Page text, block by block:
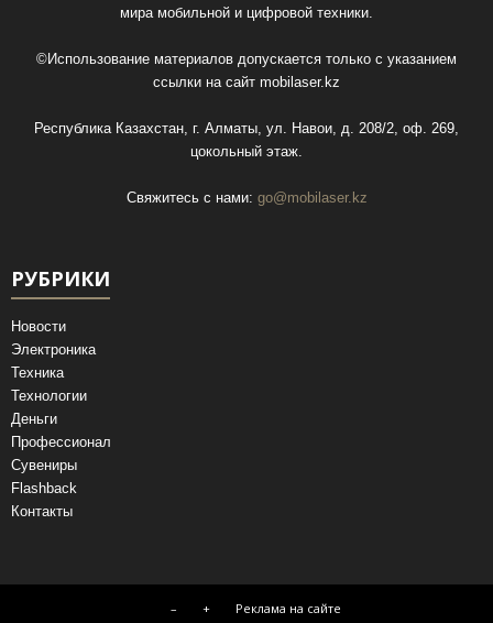
мира мобильной и цифровой техники.
©Использование материалов допускается только с указанием
ссылки на сайт mobilaser.kz
Республика Казахстан, г. Алматы, ул. Навои, д. 208/2, оф. 269,
цокольный этаж.
Свяжитесь с нами: go@mobilaser.kz
РУБРИКИ
Новости
Электроника
Техника
Технологии
Деньги
Профессионал
Сувениры
Flashback
Контакты
– + Реклама на сайте